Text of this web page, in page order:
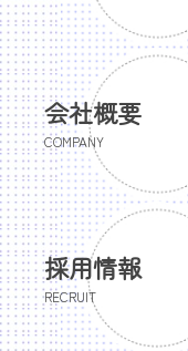
会社概要
COMPANY
採用情報
RECRUIT